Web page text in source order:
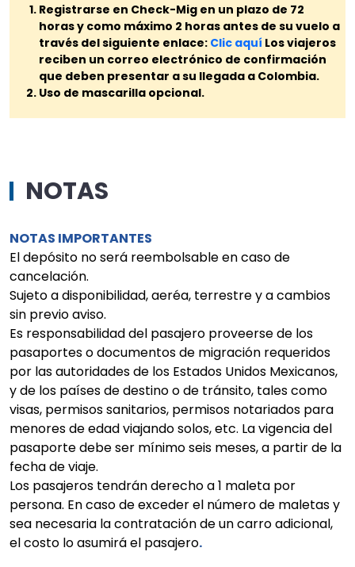
Registrarse en Check-Mig en un plazo de 72
horas y como máximo 2 horas antes de su vuelo a
través del siguiente enlace: Clic aquí Los viajeros
reciben un correo electrónico de confirmación
que deben presentar a su llegada a Colombia.
Uso de mascarilla opcional.
NOTAS
NOTAS IMPORTANTES
​​​​​​​El depósito no será reembolsable en caso de
cancelación.
Sujeto a disponibilidad, aeréa, terrestre y a cambios
sin previo aviso.
Es responsabilidad del pasajero proveerse de los
pasaportes o documentos de migración requeridos
por las autoridades de los Estados Unidos Mexicanos,
y de los países de destino o de tránsito, tales como
visas, permisos sanitarios, permisos notariados para
menores de edad viajando solos, etc. La vigencia del
pasaporte debe ser mínimo seis meses, a partir de la
fecha de viaje.
Los pasajeros tendrán derecho a 1 maleta por
persona. En caso de exceder el número de maletas y
sea necesaria la contratación de un carro adicional,
el costo lo asumirá el pasajero.